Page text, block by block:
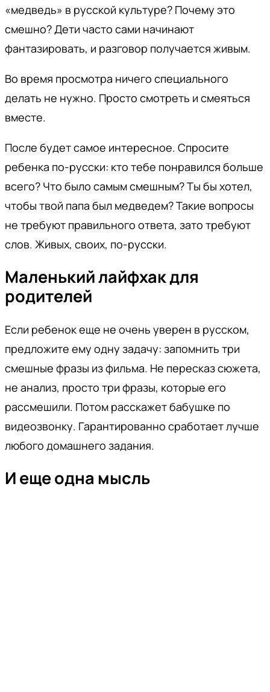
«медведь» в русской культуре? Почему это
смешно? Дети часто сами начинают
фантазировать, и разговор получается живым.
Во время просмотра ничего специального
делать не нужно. Просто смотреть и смеяться
вместе.
После будет самое интересное. Спросите
ребенка по-русски: кто тебе понравился больше
всего? Что было самым смешным? Ты бы хотел,
чтобы твой папа был медведем? Такие вопросы
не требуют правильного ответа, зато требуют
слов. Живых, своих, по-русски.
Маленький лайфхак для
родителей
Если ребенок еще не очень уверен в русском,
предложите ему одну задачу: запомнить три
смешные фразы из фильма. Не пересказ сюжета,
не анализ, просто три фразы, которые его
рассмешили. Потом расскажет бабушке по
видеозвонку. Гарантированно сработает лучше
любого домашнего задания.
И еще одна мысль